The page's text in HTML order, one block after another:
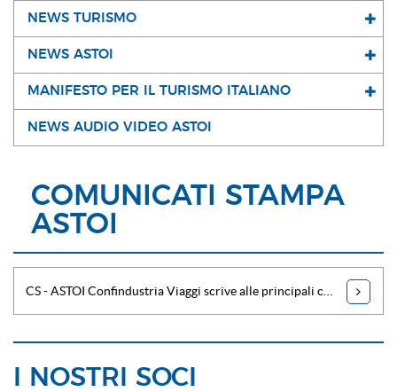
NEWS TURISMO
NEWS ASTOI
MANIFESTO PER IL TURISMO ITALIANO
NEWS AUDIO VIDEO ASTOI
COMUNICATI STAMPA
ASTOI
I NOSTRI SOCI